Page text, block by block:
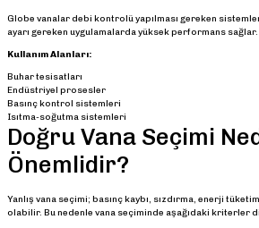
Globe vanalar debi kontrolü yapılması gereken
ayarı gereken uygulamalarda yüksek performans sağlar.
Kullanım Alanları:
Buhar tesisatları
Endüstriyel prosesler
Basınç kontrol sistemleri
Isıtma-soğutma sistemleri
Doğru Vana Seçimi
Önemlidir?
Yanlış vana seçimi; basınç kaybı, sızdırma, enerji
olabilir. Bu nedenle vana seçiminde aşağıdaki kriterler